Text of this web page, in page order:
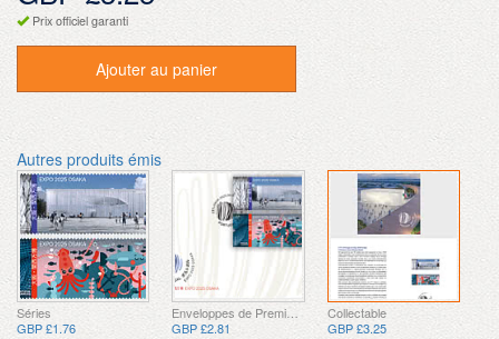
Prix officiel garanti
Ajouter au panier
Autres produits émis
Séries
GBP £1.76
Enveloppes de Premier Jour
GBP £2.81
Collectable
GBP £3.25